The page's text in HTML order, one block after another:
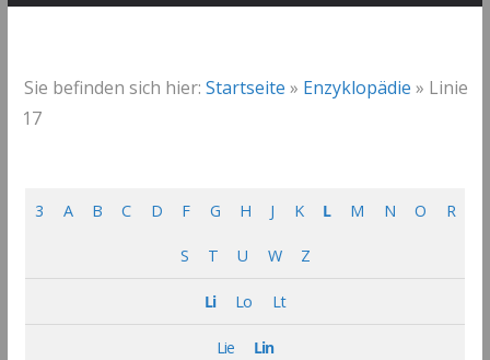
Sie befinden sich hier: Startseite » Enzyklopädie » Linie
17
3 A B C D F G H J K L M N O R
S T U W Z
Li Lo Lt
Lie Lin